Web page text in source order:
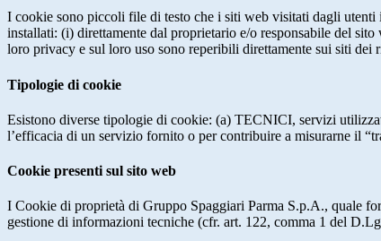
I cookie sono piccoli file di testo che i siti web visitati dagli utenti
installati: (i) direttamente dal proprietario e/o responsabile del
loro privacy e sul loro uso sono reperibili direttamente sui siti dei
Tipologie di cookie
Esistono diverse tipologie di cookie: (a) TECNICI, servizi
l’efficacia di un servizio fornito o per contribuire a misurarne il
Cookie presenti sul sito web
I Cookie di proprietà di Gruppo Spaggiari Parma S.p.A., quale
gestione di informazioni tecniche (cfr. art. 122, comma 1 del